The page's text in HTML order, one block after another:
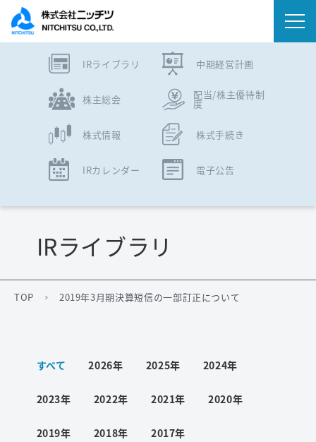
サステナビリティ
ワード検索
お問い合わせ
IRライブラリ 中期経営計画
株主総会 配当/株主優待制
度
株式情報 株式手続き
IRカレンダー 電子公告
TOP 2019年3月期決算短信の一部訂正について
IRライブラリ
すべて 2026年 2025年 2024年
2023年 2022年 2021年 2020年
2019年 2018年 2017年